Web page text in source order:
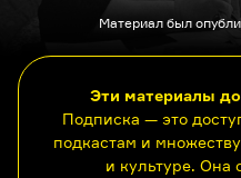
Материал был
Эти материалы
Подписка — это
подкастам и
и культуре. Она